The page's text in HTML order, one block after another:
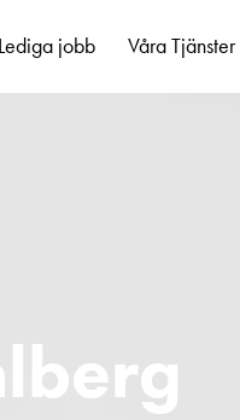
Lediga jobb Våra Tjänster